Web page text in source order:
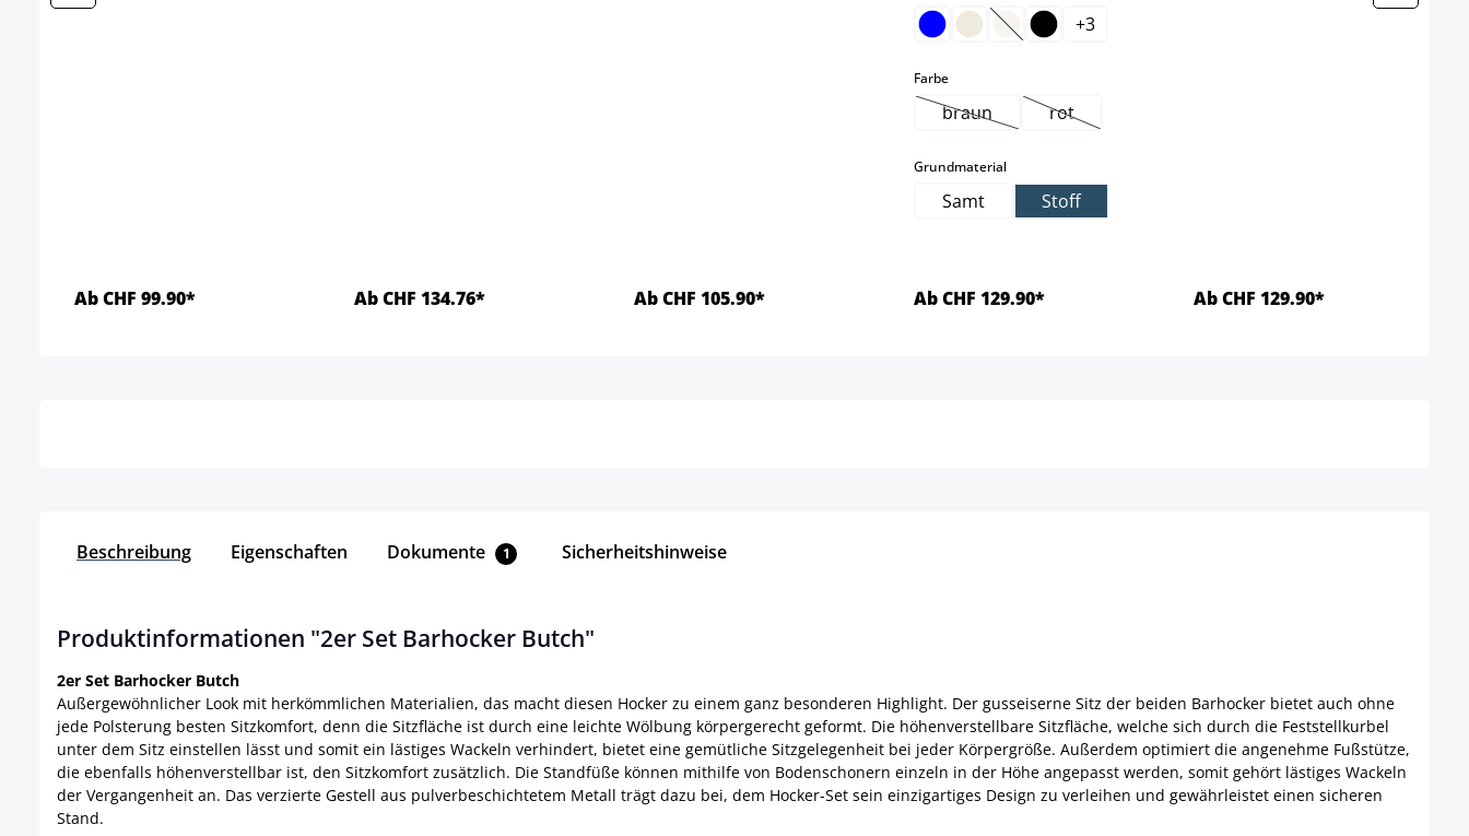
Ab CHF 99.90* Ab CHF 134.76* Ab CHF 105.90*
(Diese Option ist zurzeit nicht verfügbar.)
+3
Farbeauswählen
braun(Diese Option ist zurzeit nicht verfügbar.)
rot(Diese Option ist zurzeit nicht verfügbar.)
Grundmaterialauswählen
Samt Stoff
Ab CHF 129.90* Ab CHF 129.90*
Beschreibung Eigenschaften Dokumente 1 Sicherheitshinweise
Produktinformationen "2er Set Barhocker Butch"
2er Set Barhocker Butch
Außergewöhnlicher Look mit herkömmlichen Materialien, das macht diesen Hocker zu einem ganz besonderen Highlight. Der gusseiserne Sitz der beiden Barhocker bietet auch ohne
jede Polsterung besten Sitzkomfort, denn die Sitzfläche ist durch eine leichte Wölbung körpergerecht geformt. Die höhenverstellbare Sitzfläche, welche sich durch die Feststellkurbel
unter dem Sitz einstellen lässt und somit ein lästiges Wackeln verhindert, bietet eine gemütliche Sitzgelegenheit bei jeder Körpergröße. Außerdem optimiert die angenehme Fußstütze,
die ebenfalls höhenverstellbar ist, den Sitzkomfort zusätzlich. Die Standfüße können mithilfe von Bodenschonern einzeln in der Höhe angepasst werden, somit gehört lästiges Wackeln
der Vergangenheit an. Das verzierte Gestell aus pulverbeschichtetem Metall trägt dazu bei, dem Hocker-Set sein einzigartiges Design zu verleihen und gewährleistet einen sicheren
Stand.